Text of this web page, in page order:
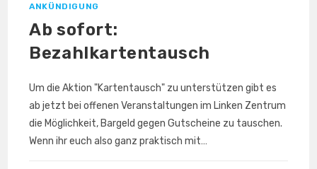
ANKÜNDIGUNG
Ab sofort:
Bezahlkartentausch
Um die Aktion "Kartentausch" zu unterstützen gibt es
ab jetzt bei offenen Veranstaltungen im Linken Zentrum
die Möglichkeit, Bargeld gegen Gutscheine zu tauschen.
Wenn ihr euch also ganz praktisch mit…